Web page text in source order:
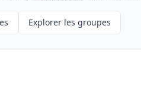
Explorer les groupes